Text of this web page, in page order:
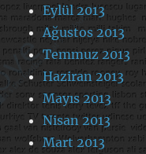
Eylül 2013
Ağustos 2013
Temmuz 2013
Haziran 2013
Mayıs 2013
Nisan 2013
Mart 2013